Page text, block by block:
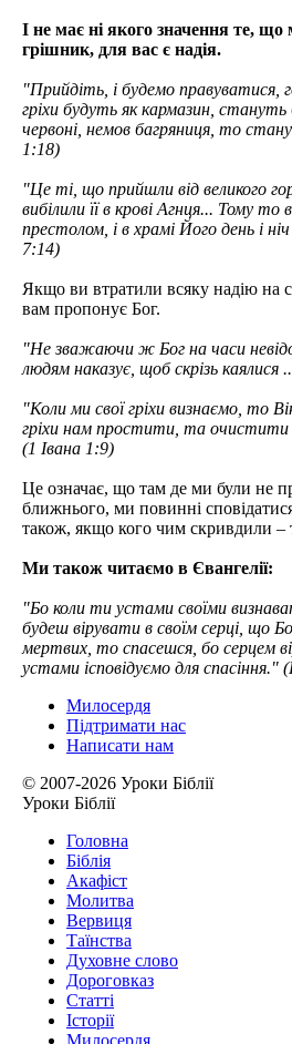
І не має ні якого значення те,
грішник, для вас є надія.
"Прийдіть, і будемо правуватися,
гріхи будуть як кармазин, стануть
червоні, немов багряниця, то
1:18)
"Це ті, що прийшли від великого
вибілили її в крові Агнця... Тому
престолом, і в храмі Його день і
7:14)
Якщо ви втратили всяку надію на
вам пропонує Бог.
"Не зважаючи ж Бог на часи
людям наказує, щоб скрізь каялися
"Коли ми свої гріхи визнаємо, то
гріхи нам простити, та очистити
(1 Івана 1:9)
Це означає, що там де ми були не
ближнього, ми повинні
також, якщо кого чим скривдили –
Ми також читаємо в Євангелії:
"Бо коли ти устами своїми
будеш вірувати в своїм серці, що
мертвих, то спасешся, бо серцем
устами ісповідуємо для
Милосердя
Підтримати нас
Написати нам
© 2007-2026 Уроки Біблії
Уроки Біблії
Головна
Біблія
Акафіст
Молитва
Вервиця
Таїнства
Духовне слово
Дороговказ
Cтатті
Історії
Милосердя